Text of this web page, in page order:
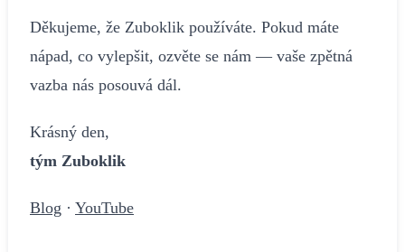
Děkujeme, že Zuboklik používáte. Pokud máte
nápad, co vylepšit, ozvěte se nám — vaše zpětná
vazba nás posouvá dál.
Krásný den,
tým Zuboklik
Blog · YouTube